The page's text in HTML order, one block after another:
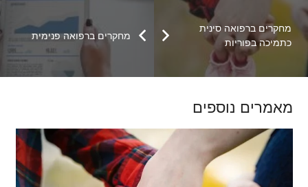
מחקרים ברפואה פנימית
מחקרים ברפואה סינית
כתמיכה בפוריות
מאמרים נוספים